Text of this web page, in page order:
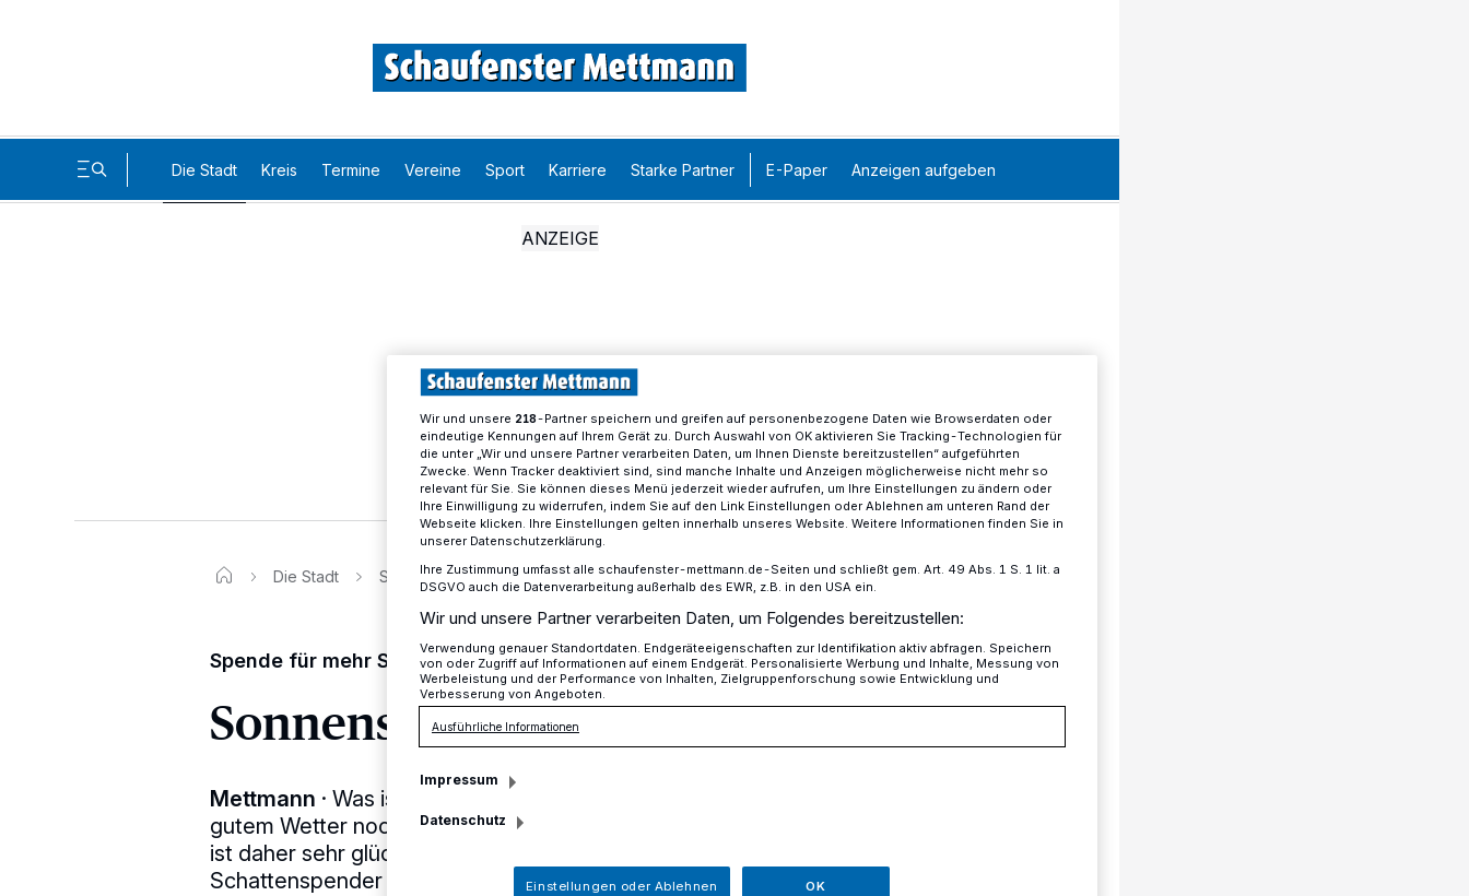
Die Stadt Kreis Termine Vereine Sport Karriere Starke Partner E-Paper Anzeigen aufgeben
Die Stadt Sonnenschirme für MTHC
Spende für mehr Schatten
Sonnenschirme für MTHC
Mettmann · Was ist beim Tennis außer der Tennisausrüstung und
gutem Wetter noch nötig? Richtig, Schatten in den Pausen! Der MTHC
ist daher sehr glücklich zwei neuen Sponsoren und damit
Schattenspender an Bord zu haben.
Wir und unsere 218-Partner speichern und greifen auf personenbezogene Daten wie Browserdaten oder
eindeutige Kennungen auf Ihrem Gerät zu. Durch Auswahl von OK aktivieren Sie Tracking-Technologien für
die unter „Wir und unsere Partner verarbeiten Daten, um Ihnen Dienste bereitzustellen“ aufgeführten
Zwecke. Wenn Tracker deaktiviert sind, sind manche Inhalte und Anzeigen möglicherweise nicht mehr so
relevant für Sie. Sie können dieses Menü jederzeit wieder aufrufen, um Ihre Einstellungen zu ändern oder
Ihre Einwilligung zu widerrufen, indem Sie auf den Link Einstellungen oder Ablehnen am unteren Rand der
Webseite klicken. Ihre Einstellungen gelten innerhalb unseres Website. Weitere Informationen finden Sie in
unserer Datenschutzerklärung.
Ihre Zustimmung umfasst alle schaufenster-mettmann.de-Seiten und schließt gem. Art. 49 Abs. 1 S. 1 lit. a
DSGVO auch die Datenverarbeitung außerhalb des EWR, z.B. in den USA ein.
Wir und unsere Partner verarbeiten Daten, um Folgendes bereitzustellen:
Verwendung genauer Standortdaten. Endgeräteeigenschaften zur Identifikation aktiv abfragen. Speichern
von oder Zugriff auf Informationen auf einem Endgerät. Personalisierte Werbung und Inhalte, Messung von
Werbeleistung und der Performance von Inhalten, Zielgruppenforschung sowie Entwicklung und
Verbesserung von Angeboten.
Ausführliche Informationen
Impressum
Datenschutz
Einstellungen oder Ablehnen OK